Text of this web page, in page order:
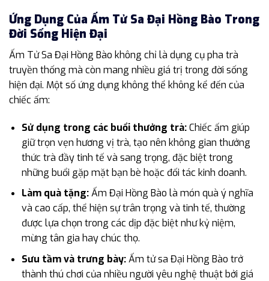
Ứng Dụng Của Ấm Tử Sa Đại Hồng Bào Trong
Đời Sống Hiện Đại
Ấm Tử Sa Đại Hồng Bào không chỉ là dụng cụ pha trà
truyền thống mà còn mang nhiều giá trị trong đời sống
hiện đại. Một số ứng dụng không thể không kể đến của
chiếc ấm:
Sử dụng trong các buổi thưởng trà:Chiếc ấm giúp
giữ trọn vẹn hương vị trà, tạo nên không gian thưởng
thức trà đầy tinh tế và sang trọng, đặc biệt trong
những buổi gặp mặt bạn bè hoặc đối tác kinh doanh.
Làm quà tặng:Ấm Đại Hồng Bào là món quà ý nghĩa
và cao cấp, thể hiện sự trân trọng và tinh tế, thường
được lựa chọn trong các dịp đặc biệt như kỷ niệm,
mừng tân gia hay chúc thọ.
Sưu tầm và trưng bày:Ấm tử sa Đại Hồng Bào trở
thành thú chơi của nhiều người yêu nghệ thuật bởi giá